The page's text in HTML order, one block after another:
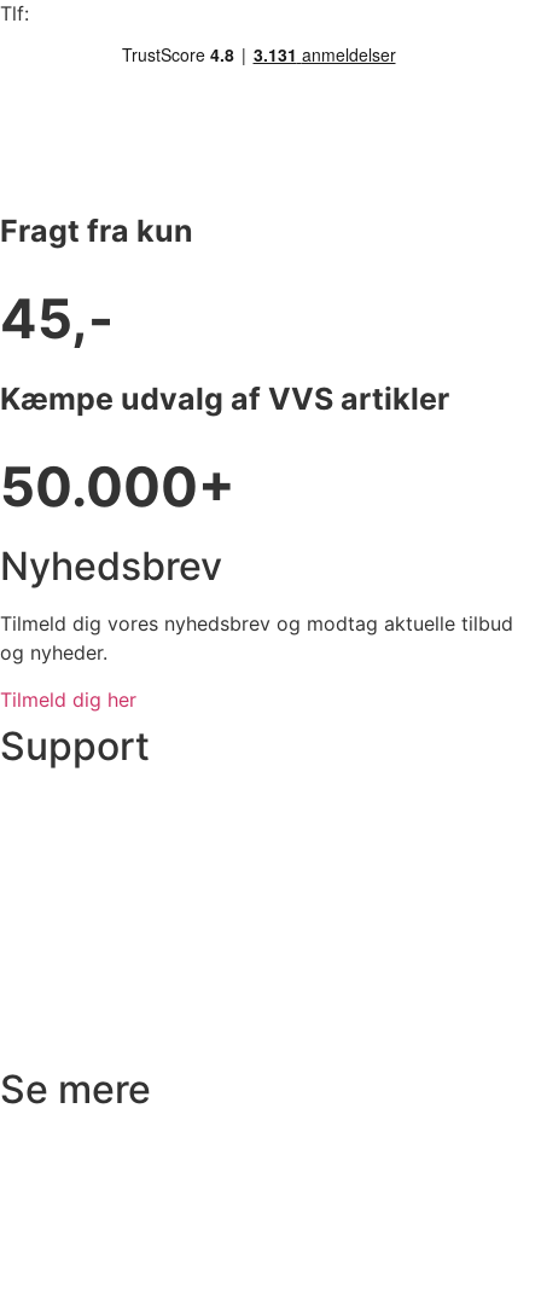
Tlf:
Fragt fra kun
45,-
Kæmpe udvalg af VVS artikler
50.000+
Nyhedsbrev
Tilmeld dig vores nyhedsbrev og modtag aktuelle tilbud
og nyheder.
Tilmeld dig her
Support
Se mere